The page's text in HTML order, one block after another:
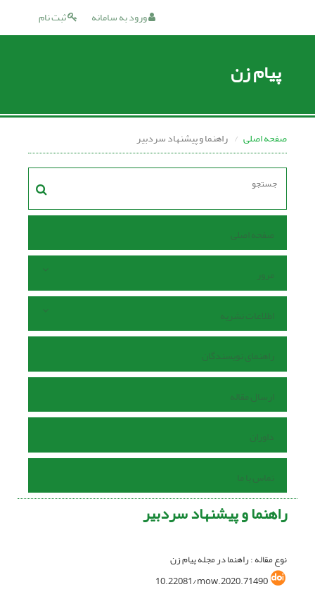
ثبت نام ورود به سامانه
پیام زن
صفحه اصلی راهنما و پیشنهاد سردبیر
صفحه اصلی
مرور
اطلاعات نشریه
راهنمای نویسندگان
ارسال مقاله
داوران
تماس با ما
راهنما و پیشنهاد سردبیر
نوع مقاله : راهنما در مجله پیام زن
10.22081/mow.2020.71490